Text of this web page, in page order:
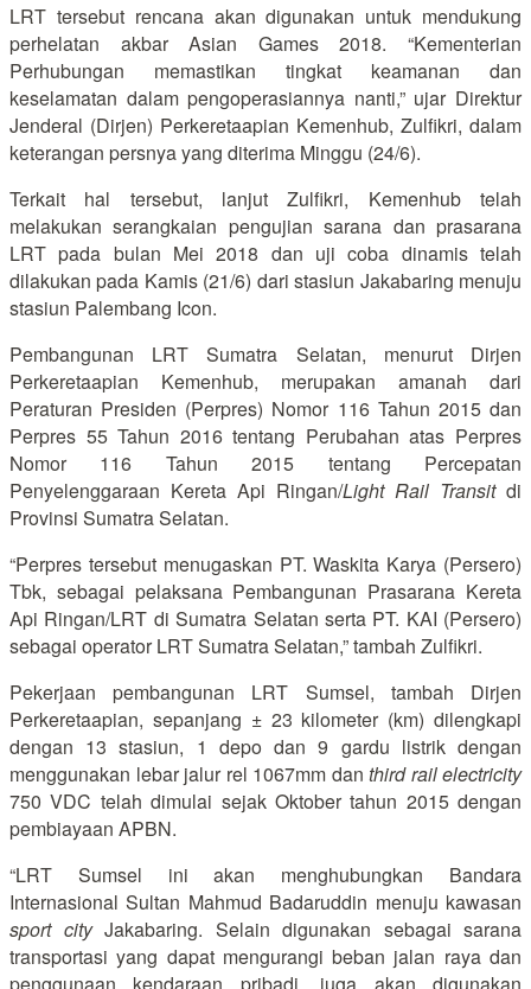
LRT tersebut rencana akan digunakan untuk mendukung
perhelatan akbar Asian Games 2018. “Kementerian
Perhubungan memastikan tingkat keamanan dan
keselamatan dalam pengoperasiannya nanti,” ujar Direktur
Jenderal (Dirjen) Perkeretaapian Kemenhub, Zulfikri, dalam
keterangan persnya yang diterima Minggu (24/6).
Terkait hal tersebut, lanjut Zulfikri, Kemenhub telah
melakukan serangkaian pengujian sarana dan prasarana
LRT pada bulan Mei 2018 dan uji coba dinamis telah
dilakukan pada Kamis (21/6) dari stasiun Jakabaring menuju
stasiun Palembang Icon.
Pembangunan LRT Sumatra Selatan, menurut Dirjen
Perkeretaapian Kemenhub, merupakan amanah dari
Peraturan Presiden (Perpres) Nomor 116 Tahun 2015 dan
Perpres 55 Tahun 2016 tentang Perubahan atas Perpres
Nomor 116 Tahun 2015 tentang Percepatan
Penyelenggaraan Kereta Api Ringan/Light Rail Transitdi
Provinsi Sumatra Selatan.
“Perpres tersebut menugaskan PT. Waskita Karya (Persero)
Tbk, sebagai pelaksana Pembangunan Prasarana Kereta
Api Ringan/LRT di Sumatra Selatan serta PT. KAI (Persero)
sebagai operator LRT Sumatra Selatan,” tambah Zulfikri.
Pekerjaan pembangunan LRT Sumsel, tambah Dirjen
Perkeretaapian, sepanjang ± 23 kilometer (km) dilengkapi
dengan 13 stasiun, 1 depo dan 9 gardu listrik dengan
menggunakan lebar jalur rel 1067mm dan third rail electricity
750 VDC telah dimulai sejak Oktober tahun 2015 dengan
pembiayaan APBN.
“LRT Sumsel ini akan menghubungkan Bandara
Internasional Sultan Mahmud Badaruddin menuju kawasan
sport cityJakabaring. Selain digunakan sebagai sarana
transportasi yang dapat mengurangi beban jalan raya dan
penggunaan kendaraan pribadi, juga akan digunakan